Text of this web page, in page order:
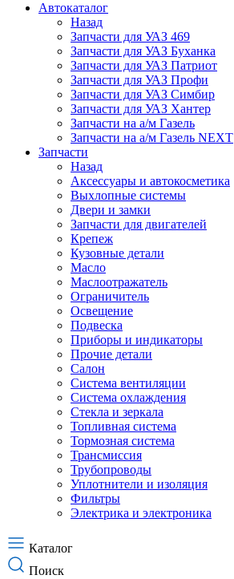
Автокаталог
Назад
Запчасти для УАЗ 469
Запчасти для УАЗ Буханка
Запчасти для УАЗ Патриот
Запчасти для УАЗ Профи
Запчасти для УАЗ Симбир
Запчасти для УАЗ Хантер
Запчасти на а/м Газель
Запчасти на а/м Газель NEXT
Запчасти
Назад
Аксессуары и автокосметика
Выхлопные системы
Двери и замки
Запчасти для двигателей
Крепеж
Кузовные детали
Масло
Маслоотражатель
Ограничитель
Освещение
Подвеска
Приборы и индикаторы
Прочие детали
Салон
Система вентиляции
Система охлаждения
Стекла и зеркала
Топливная система
Тормозная система
Трансмиссия
Трубопроводы
Уплотнители и изоляция
Фильтры
Электрика и электроника
Каталог
Поиск